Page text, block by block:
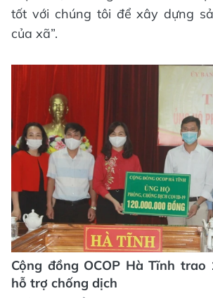
tốt với chúng tôi để xây dựng
của xã”.
Cộng đồng OCOP Hà Tĩnh
hỗ trợ chống dịch